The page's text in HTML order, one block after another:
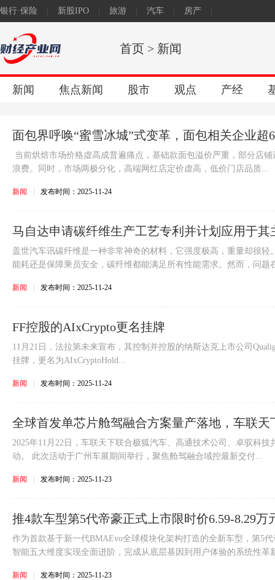
银行·保险 新股IPO 旅游 汽车 房产
首页 > 新闻
新闻 焦点新闻 股市 观点 产经
面包界呼唤“蜜雪冰城”式变革，面包相关企业超
当前烘焙市场价格虚高成普遍痛点，基础款面包溢价严重，部分店
浪费。同时，市场两极分化，高端网红店定价虚高，低价门店品质...
新闻 发布时间：2025-11-24
马自达申请碳纤维生产工艺专利并计划应用于其
盖世汽车讯碳纤维是一种非常神奇的材料，它强度极高，重量却很轻
能耗还是保障乘员安全，碳纤维都能满足所有性能需求。然而，问题
新闻 发布时间：2025-11-24
FF控股的AIxCrypto更名挂牌
11月21日，法拉第未来宣布，其控制并控股的纳斯达克上市公司
挂牌，更名为AIxCryptoHold...
新闻 发布时间：2025-11-24
全球首发单芯片舱驾融合方案量产落地，车联
景能力
2025年11月22日，车联天下联合极狐汽车、高通技术公司、卓驭科技
动。 此次活动于广州车展期间举行，聚焦舱驾融合域控最新交付...
新闻 发布时间：2025-11-23
推4款车型第5代帝豪正式上市限时价6.59-8.29万
作为首款基于新一代BMAEvo全球模块化架构打造的全新车型，第5
智能五大维度实现全面进阶，完成从底层基因到用户体验的系统性革
新闻 发布时间：2025-11-23